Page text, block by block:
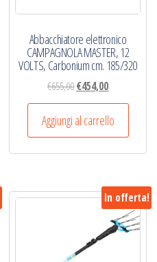
Abbacchiatore elettronico
CAMPAGNOLA MASTER, 12
VOLTS, Carbonium cm. 185/320
€655,00Il
prezzo
originale
era:
€655,00.
€454,00Il
prezzo
attuale
è:
€454,00.
Aggiungi al carrello
In offerta!